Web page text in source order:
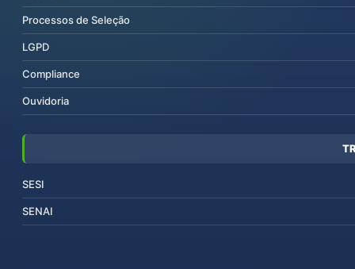
Processos de Seleção
LGPD
Compliance
Ouvidoria
SESI
SENAI